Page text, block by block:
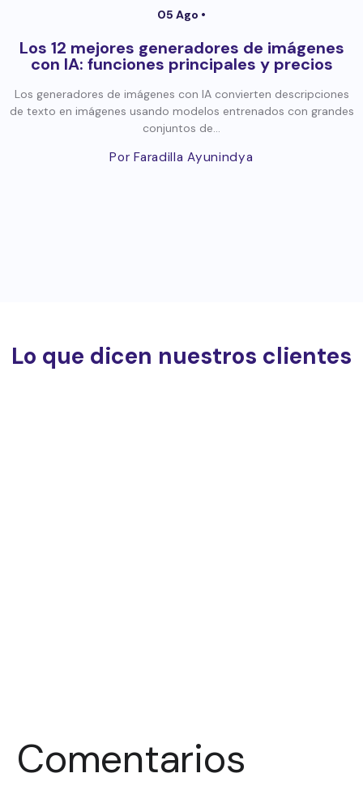
05 Ago •
Los 12 mejores generadores de imágenes
con IA: funciones principales y precios
Los generadores de imágenes con IA convierten descripciones
de texto en imágenes usando modelos entrenados con grandes
conjuntos de...
Por Faradilla Ayunindya
Lo que dicen nuestros clientes
Comentarios